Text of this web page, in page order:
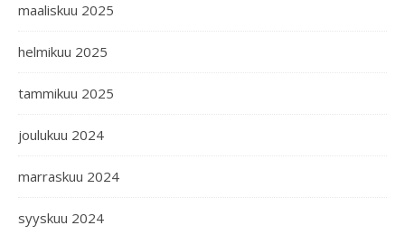
maaliskuu 2025
helmikuu 2025
tammikuu 2025
joulukuu 2024
marraskuu 2024
syyskuu 2024